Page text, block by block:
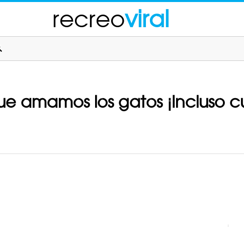
recreoviral
amamos los gatos ¡Incluso